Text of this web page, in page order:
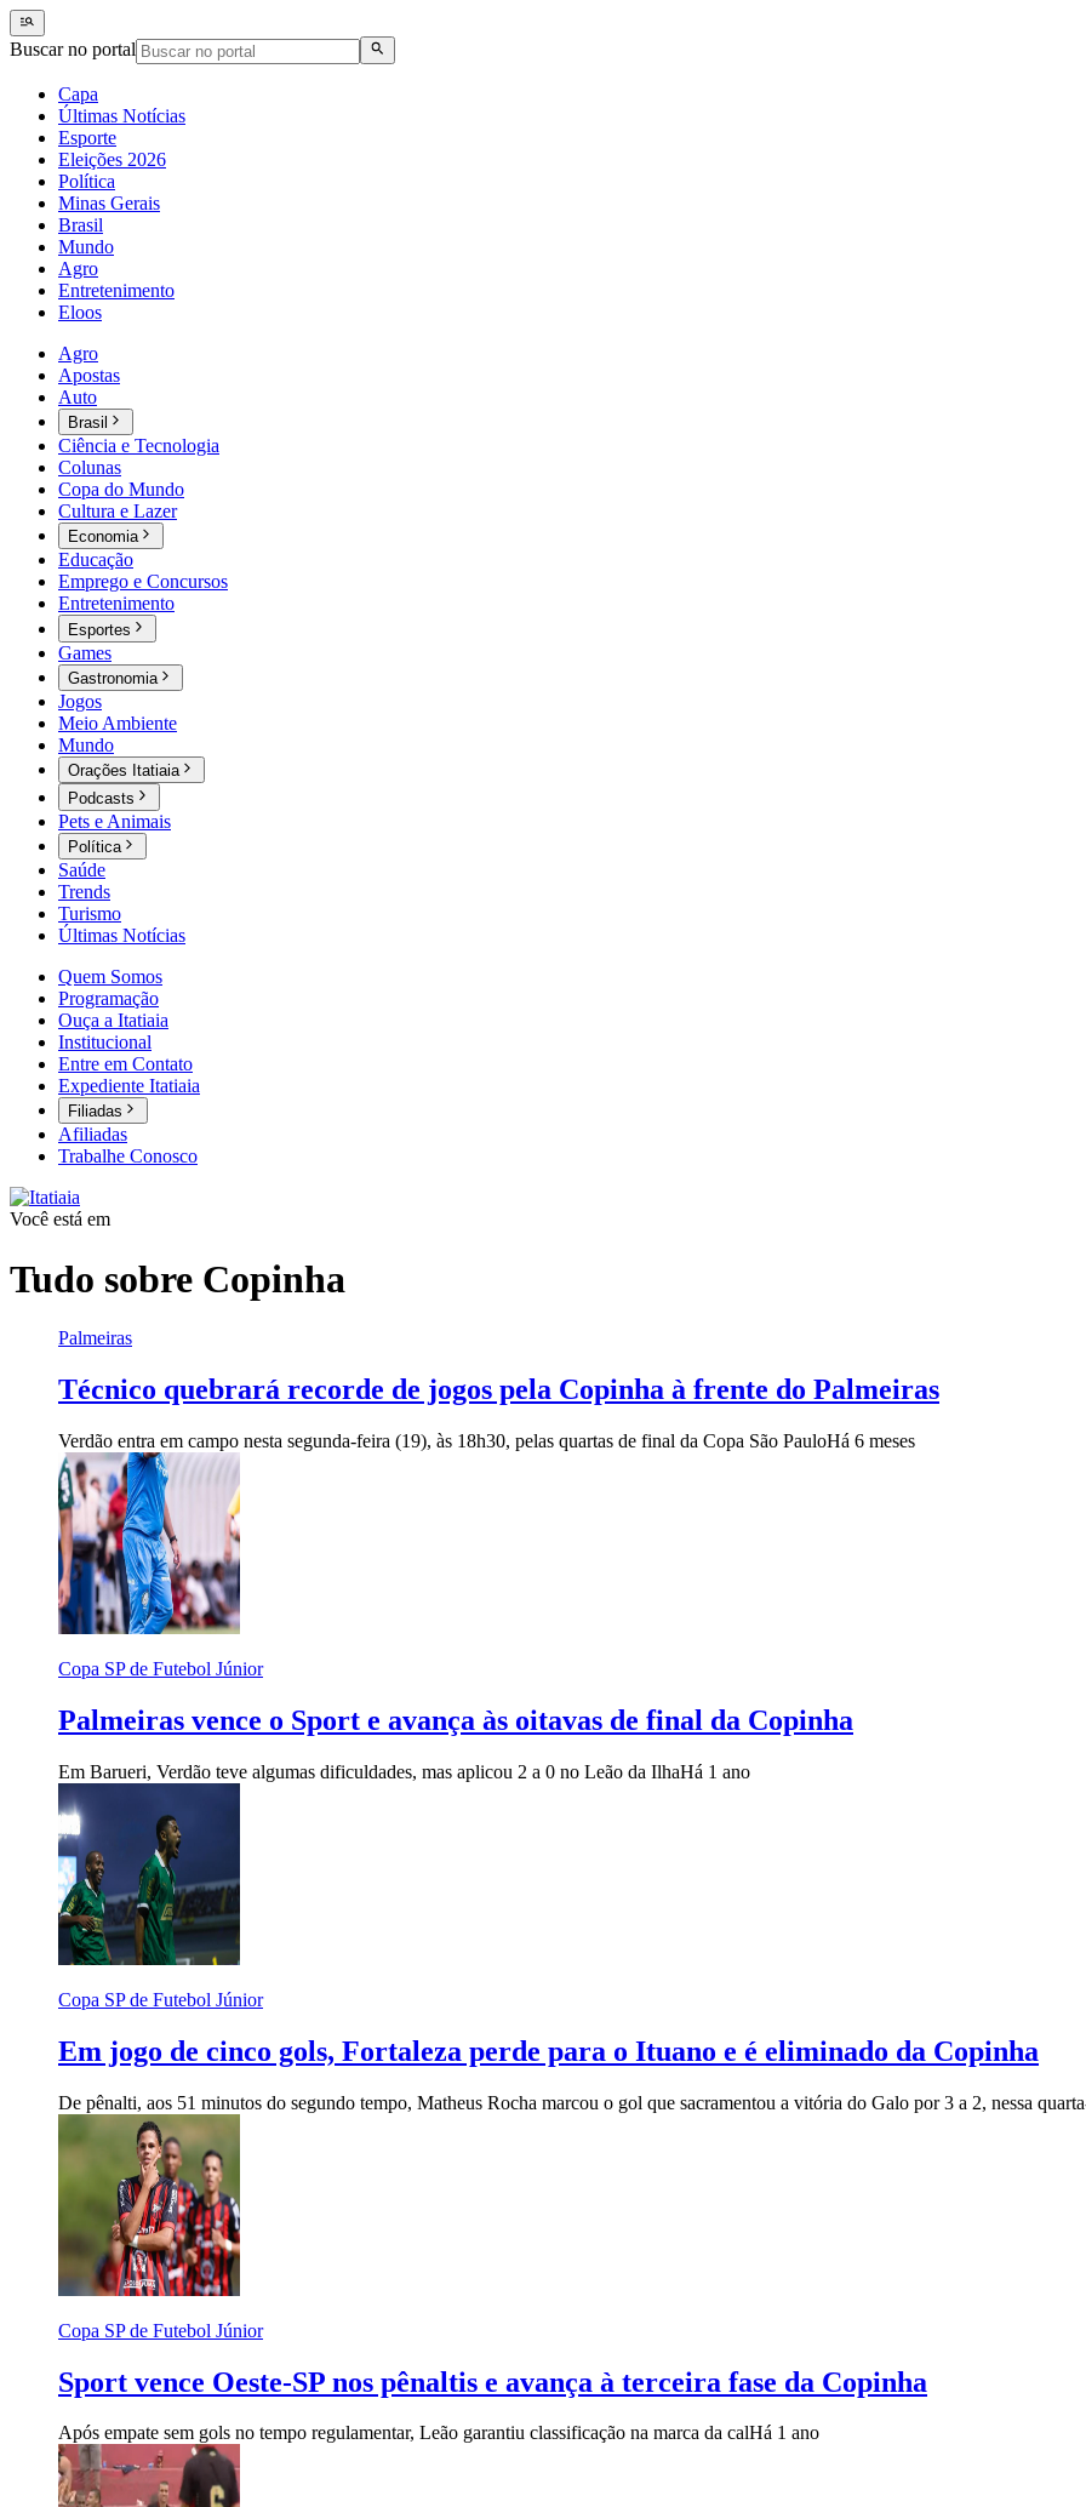
Buscar no portal
Capa
Últimas Notícias
Esporte
Eleições 2026
Política
Minas Gerais
Brasil
Mundo
Agro
Entretenimento
Eloos
Agro
Apostas
Auto
Brasil
Ciência e Tecnologia
Colunas
Copa do Mundo
Cultura e Lazer
Economia
Educação
Emprego e Concursos
Entretenimento
Esportes
Games
Gastronomia
Jogos
Meio Ambiente
Mundo
Orações Itatiaia
Podcasts
Pets e Animais
Política
Saúde
Trends
Turismo
Últimas Notícias
Quem Somos
Programação
Ouça a Itatiaia
Institucional
Entre em Contato
Expediente Itatiaia
Filiadas
Afiliadas
Trabalhe Conosco
Você está em
Tudo sobre Copinha
Palmeiras
Técnico quebrará recorde de jogos pela Copinha à frente do Palmeiras
Verdão entra em campo nesta segunda-feira (19), às 18h30, pelas quartas de final da Copa São PauloHá 6 meses
Copa SP de Futebol Júnior
Palmeiras vence o Sport e avança às oitavas de final da Copinha
Em Barueri, Verdão teve algumas dificuldades, mas aplicou 2 a 0 no Leão da IlhaHá 1 ano
Copa SP de Futebol Júnior
Em jogo de cinco gols, Fortaleza perde para o Ituano e é eliminado da Copinha
De pênalti, aos 51 minutos do segundo tempo, Matheus Rocha marcou o gol que sacramentou a vitória do Galo por 3 a 2, nessa
Copa SP de Futebol Júnior
Sport vence Oeste-SP nos pênaltis e avança à terceira fase da Copinha
Após empate sem gols no tempo regulamentar, Leão garantiu classificação na marca da calHá 1 ano